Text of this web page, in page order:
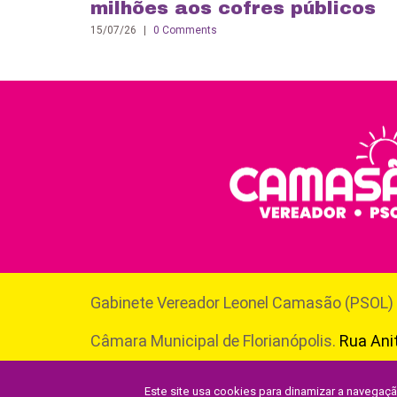
milhões aos cofres públicos
15/07/26 | 0 Comments
Gabinete Vereador Leonel Camasão (PSOL)
Câmara Municipal de Florianópolis. Rua
Este site usa cookies para dinamizar a